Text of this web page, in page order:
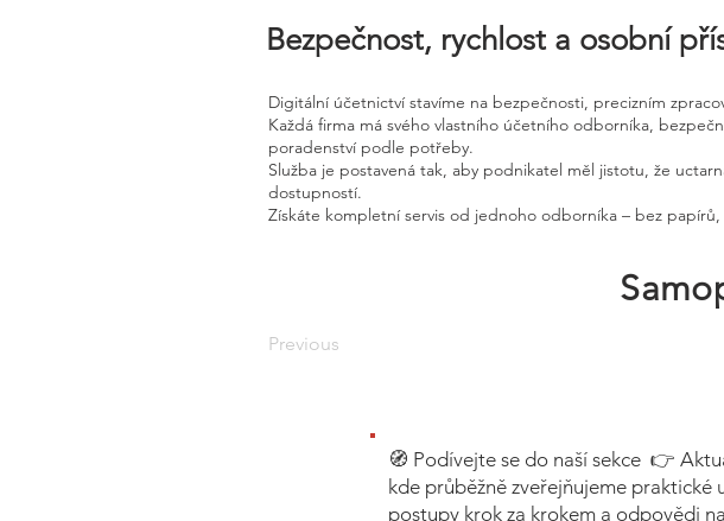
Bezpečnost, rychlost a osobní
Digitální účetnictví stavíme na bezpečnosti, precizním
Každá firma má svého vlastního účetního odborníka,
poradenství podle potřeby.
Služba je postavená tak, aby podnikatel měl jistotu, že
dostupností.
Získáte kompletní servis od jednoho odborníka – bez
Previous
🧭 Podívejte se do naší sekce 👉
kde průběžně zveřejňujeme praktické
postupy krok za krokem a odpovědi